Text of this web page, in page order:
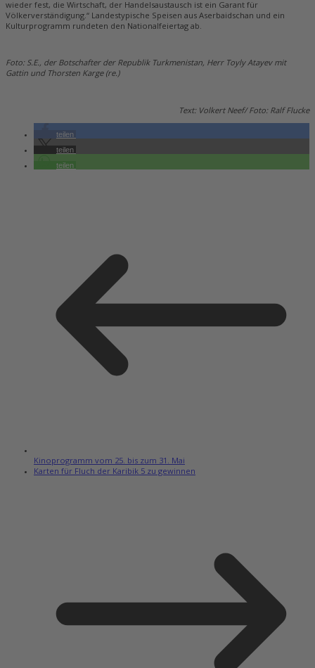
wieder fest, die Wirtschaft, der Handelsaustausch ist ein Garant für
Völkerverständigung.“ Landestypische Speisen aus Aserbaidschan und ein
Kulturprogramm rundeten den Nationalfeiertag ab.
Foto: S.E., der Botschafter der Republik Turkmenistan, Herr Toyly Atayev mit
Gattin und Thorsten Karge (re.)
Text: Volkert Neef/ Foto: Ralf Flucke
teilen
teilen
teilen
Kinoprogramm vom 25. bis zum 31. Mai
Karten für Fluch der Karibik 5 zu gewinnen